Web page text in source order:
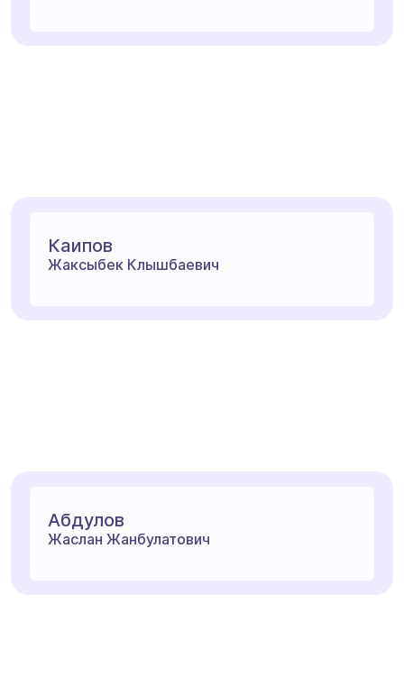
Каипов
Жаксыбек Клышбаевич
Абдулов
Жаслан Жанбулатович